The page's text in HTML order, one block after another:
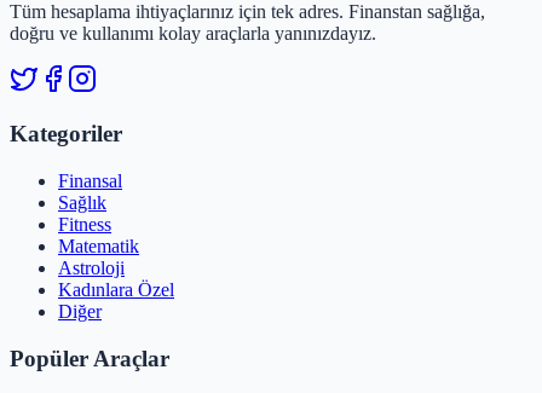
Tüm hesaplama ihtiyaçlarınız için tek adres. Finanstan sağlığa,
doğru ve kullanımı kolay araçlarla yanınızdayız.
Kategoriler
Finansal
Sağlık
Fitness
Matematik
Astroloji
Kadınlara Özel
Diğer
Popüler Araçlar